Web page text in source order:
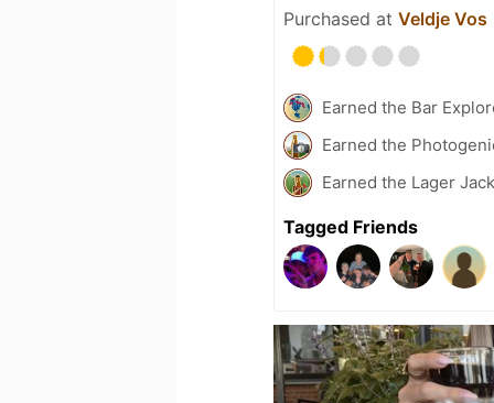
Purchased at Veldje Vos
Earned the Bar
Earned the
Earned the Lager
Tagged Friends